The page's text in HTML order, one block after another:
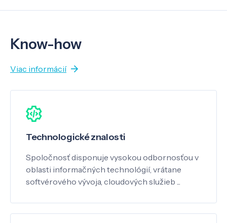
Know-how
Viac informácií
Technologické znalosti
Spoločnosť disponuje vysokou odbornosťou v
oblasti informačných technológií, vrátane
softvérového vývoja, cloudových služieb ...